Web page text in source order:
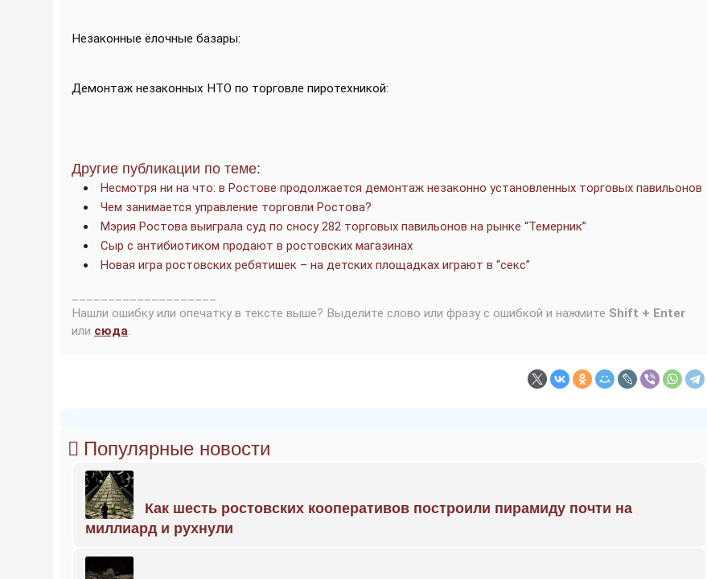
Незаконные ёлочные базары:
Демонтаж незаконных НТО по торговле пиротехникой:
Другие публикации по теме:
Несмотря ни на что: в Ростове продолжается демонтаж незаконно установленных торговых павильонов
Чем занимается управление торговли Ростова?
Мэрия Ростова выиграла суд по сносу 282 торговых павильонов на рынке “Темерник”
Сыр с антибиотиком продают в ростовских магазинах
Новая игра ростовских ребятишек – на детских площадках играют в “секс”
Нашли ошибку или опечатку в тексте выше? Выделите слово или фразу с ошибкой и нажмите Shift + Enter
или сюда.
Популярные новости
Как шесть ростовских кооперативов построили пирамиду почти на
миллиард и рухнули